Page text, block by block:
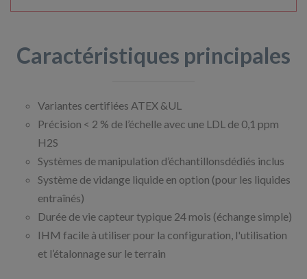
Caractéristiques principales
Variantes certifiées ATEX &UL
Précision < 2 % de l’échelle avec une LDL de 0,1 ppm
H2S
Systèmes de manipulation d’échantillonsdédiés inclus
Système de vidange liquide en option (pour les liquides
entraînés)
Durée de vie capteur typique 24 mois (échange simple)
IHM facile à utiliser pour la configuration, l'utilisation
et l’étalonnage sur le terrain